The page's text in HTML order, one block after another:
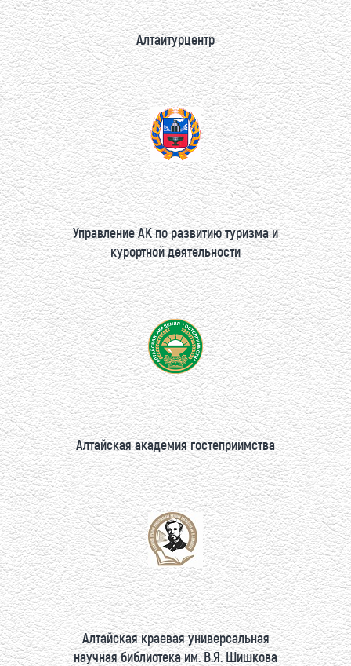
Алтайтурцентр
Управление АК по развитию туризма и
курортной деятельности
Алтайская академия гостеприимства
Алтайская краевая универсальная
научная библиотека им. В.Я. Шишкова